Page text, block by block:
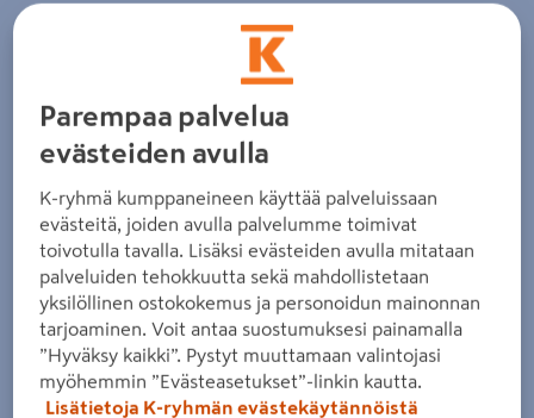
Zoomaa kuvaa sormilla kosketusnäytöllä
Parempaa palvelua
evästeiden avulla
K-ryhmä kumppaneineen käyttää palveluissaan
evästeitä, joiden avulla palvelumme toimivat
toivotulla tavalla. Lisäksi evästeiden avulla mitataan
palveluiden tehokkuutta sekä mahdollistetaan
yksilöllinen ostokokemus ja personoidun mainonnan
tarjoaminen. Voit antaa suostumuksesi painamalla
”Hyväksy kaikki”. Pystyt muuttamaan valintojasi
myöhemmin ”Evästeasetukset”-linkin kautta.
Lisätietoja K-ryhmän evästekäytännöistä